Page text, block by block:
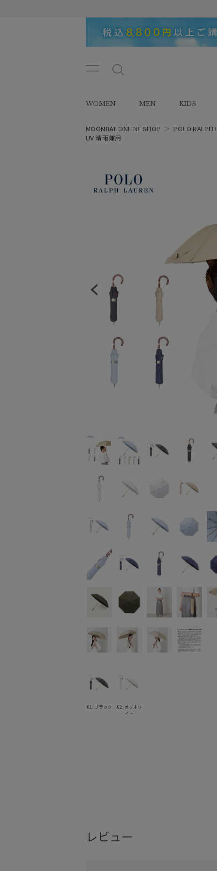
ン
ュ
ー
タ
ン
WOMEN MEN KIDS
MOONBAT ONLINE SHOP ＞ POLO RALPH
UV 晴雨兼用
01. ブラック
02. オフホワ
イト
レビュー